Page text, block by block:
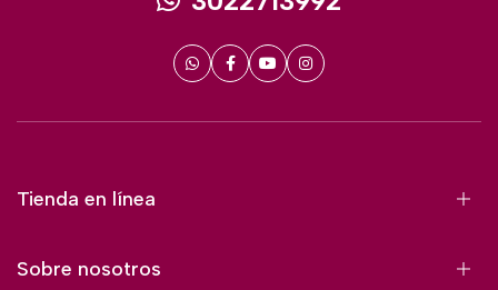
Tienda en línea
Sobre nosotros